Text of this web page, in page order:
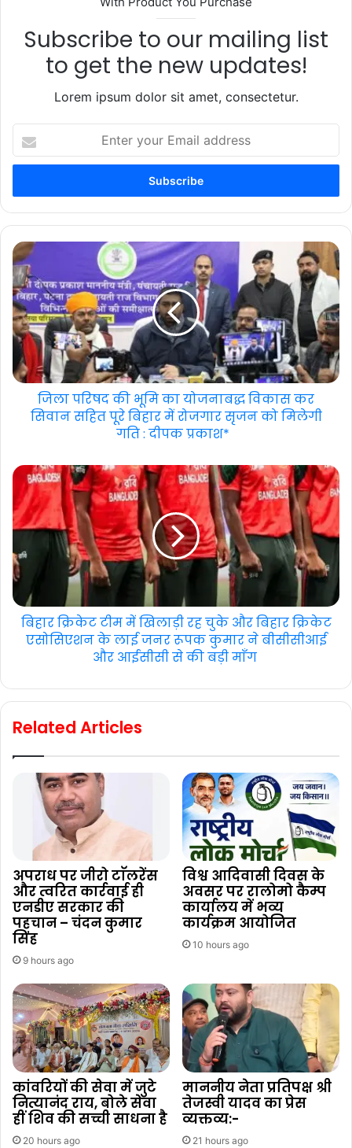
Subscribe to our mailing list
to get the new updates!
Lorem ipsum dolor sit amet, consectetur.
your
Email
जिला परिषद की भूमि का योजनाबद्ध विकास कर
सिवान सहित पूरे बिहार में रोजगार सृजन को मिलेगी
गति : दीपक प्रकाश*
बिहार क्रिकेट टीम में खिलाड़ी रह चुके और बिहार क्रिकेट
एसोसिएशन के लाई जनर रूपक कुमार ने बीसीसीआई
और आईसीसी से की बड़ी माँग
Related Articles
अपराध पर जीरो टाॅलरेंस
और त्वरित कार्रवाई ही
एनडीए सरकार की
पहचान – चंदन कुमार
सिंह
9 hours ago
विश्व आदिवासी दिवस के
अवसर पर रालोमो कैम्प
कार्यालय में भव्य
कार्यक्रम आयोजित
10 hours ago
कांवरियों की सेवा में जुटे
नित्यानंद राय, बोले सेवा
हीं शिव की सच्ची साधना है
20 hours ago
माननीय नेता प्रतिपक्ष श्री
तेजस्वी यादव का प्रेस
व्यक्तव्य:-
21 hours ago